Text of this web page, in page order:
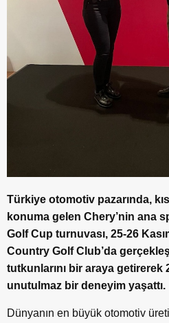
Türkiye otomotiv pazarında,
konuma gelen Chery’nin ana
Golf Cup turnuvası, 25-26
Country Golf Club’da
tutkunlarını bir araya
unutulmaz bir deneyim yaşattı.
Dünyanın en büyük otomotiv